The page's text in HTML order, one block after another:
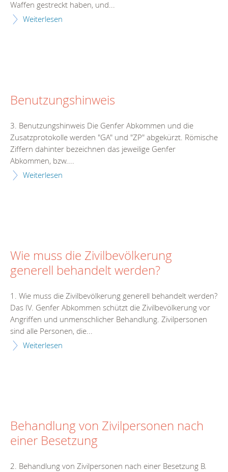
Waffen gestreckt haben, und...
Weiterlesen
Benutzungshinweis
3. Benutzungshinweis Die Genfer Abkommen und die
Zusatzprotokolle werden "GA" und "ZP" abgekürzt. Römische
Ziffern dahinter bezeichnen das jeweilige Genfer
Abkommen, bzw....
Weiterlesen
Wie muss die Zivilbevölkerung
generell behandelt werden?
1. Wie muss die Zivilbevölkerung generell behandelt werden?
Das IV. Genfer Abkommen schützt die Zivilbevölkerung vor
Angriffen und unmenschlicher Behandlung. Zivilpersonen
sind alle Personen, die...
Weiterlesen
Behandlung von Zivilpersonen nach
einer Besetzung
2. Behandlung von Zivilpersonen nach einer Besetzung B.